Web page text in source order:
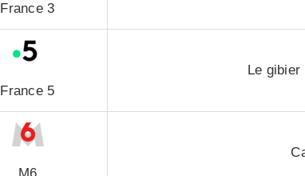
France 3
France 5
Le gibier